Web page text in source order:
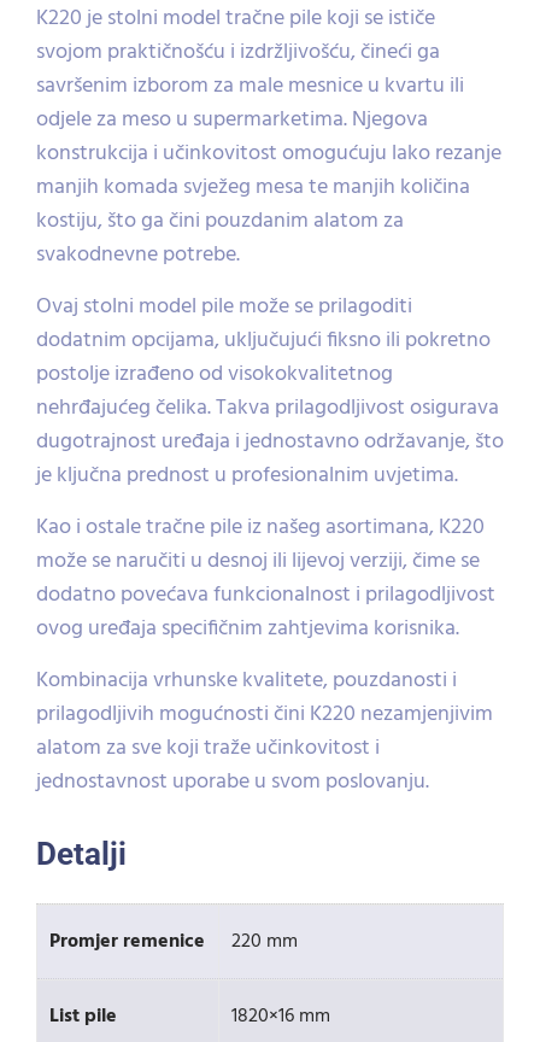
K220 je stolni model tračne pile koji se ističe
svojom praktičnošću i izdržljivošću, čineći ga
savršenim izborom za male mesnice u kvartu ili
odjele za meso u supermarketima. Njegova
konstrukcija i učinkovitost omogućuju lako rezanje
manjih komada svježeg mesa te manjih količina
kostiju, što ga čini pouzdanim alatom za
svakodnevne potrebe.
Ovaj stolni model pile može se prilagoditi
dodatnim opcijama, uključujući fiksno ili pokretno
postolje izrađeno od visokokvalitetnog
nehrđajućeg čelika. Takva prilagodljivost osigurava
dugotrajnost uređaja i jednostavno održavanje, što
je ključna prednost u profesionalnim uvjetima.
Kao i ostale tračne pile iz našeg asortimana, K220
može se naručiti u desnoj ili lijevoj verziji, čime se
dodatno povećava funkcionalnost i prilagodljivost
ovog uređaja specifičnim zahtjevima korisnika.
Kombinacija vrhunske kvalitete, pouzdanosti i
prilagodljivih mogućnosti čini K220 nezamjenjivim
alatom za sve koji traže učinkovitost i
jednostavnost uporabe u svom poslovanju.
Detalji
Promjer remenice 220 mm
List pile 1820×16 mm